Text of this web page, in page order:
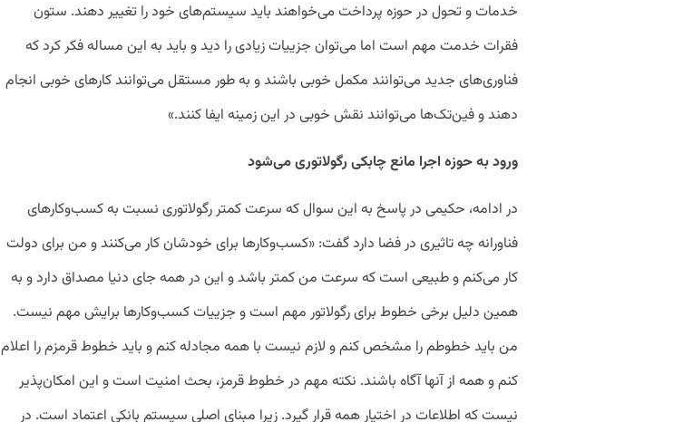
خدمات و تحول در حوزه پرداخت می‌خواهند باید سیستم‌های خود را تغییر دهند. ستون
فقرات خدمت مهم است اما می‌توان جزییات زیادی را دید و باید به این مساله فکر کرد که
فناوری‌های جدید می‌توانند مکمل خوبی باشند و به طور مستقل می‌توانند کارهای خوبی انجام
دهند و فین‌تک‌ها می‌توانند نقش خوبی در این زمینه ایفا کنند.»
ورود به حوزه اجرا مانع چابکی رگولاتوری می‌شود
در ادامه، حکیمی در پاسخ به این سوال که سرعت کمتر رگولاتوری نسبت به کسب‌وکارهای
فناورانه چه تاثیری در فضا دارد گفت: «کسب‌وکارها برای خودشان کار می‌کنند و من برای دولت
کار می‌کنم و طبیعی است که سرعت من کمتر باشد و این در همه جای دنیا مصداق دارد و به
همین دلیل برخی خطوط برای رگولاتور مهم است و جزییات کسب‌وکارها برایش مهم نیست.
من باید خطوطم را مشخص کنم و لازم نیست با همه مجادله کنم و باید خطوط قرمزم را اعلام
کنم و همه از آنها آگاه باشند. نکته مهم در خطوط قرمز، بحث امنیت است و این امکان‌پذیر
نیست که اطلاعات در اختیار همه قرار گیرد. زیرا مبنای اصلی سیستم بانکی اعتماد است. در